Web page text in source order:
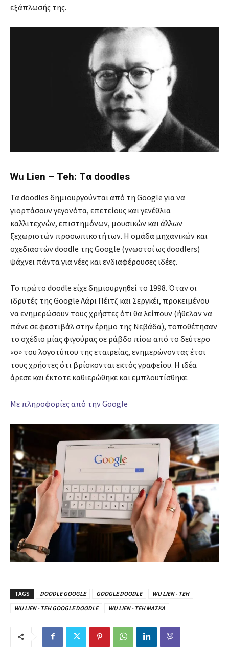
εξάπλωσής της.
Wu Lien – Teh: Tα doodles
Τα doodles δημιουργούνται από τη Google για να
γιορτάσουν γεγονότα, επετείους και γενέθλια
καλλιτεχνών, επιστημόνων, μουσικών και άλλων
ξεχωριστών προσωπικοτήτων. Η ομάδα μηχανικών και
σχεδιαστών doodle της Google (γνωστοί ως doodlers)
ψάχνει πάντα για νέες και ενδιαφέρουσες ιδέες.
Το πρώτο doodle είχε δημιουργηθεί το 1998. Όταν οι
ιδρυτές της Google Λάρι Πέιτζ και Σεργκέι, προκειμένου
να ενημερώσουν τους χρήστες ότι θα λείπουν (ήθελαν να
πάνε σε φεστιβάλ στην έρημο της Νεβάδα), τοποθέτησαν
το σχέδιο μίας φιγούρας σε ράβδο πίσω από το δεύτερο
«ο» του λογοτύπου της εταιρείας, ενημερώνοντας έτσι
τους χρήστες ότι βρίσκονται εκτός γραφείου. Η ιδέα
άρεσε και έκτοτε καθιερώθηκε και εμπλουτίσθηκε.
Με πληροφορίες από την Google
TAGS DOODLE GOOGLE GOOGLE DOODLE
WU LIEN - TEH
WU LIEN - TEH GOOGLE DOODLE
WU LIEN - TEH ΜΑΣΚΑ